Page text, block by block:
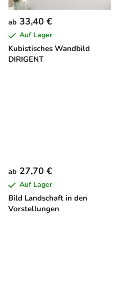
Kubistisches Wandbild
DIRIGENT
ab 33,40 €
Auf Lager
Bild Landschaft in den
Vorstellungen
ab 27,70 €
Auf Lager